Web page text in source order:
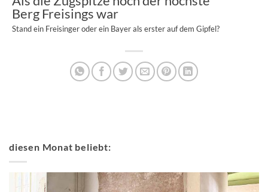
Berg Freisings war
Stand ein Freisinger oder ein Bayer als erster auf dem Gipfel?
diesen Monat beliebt: